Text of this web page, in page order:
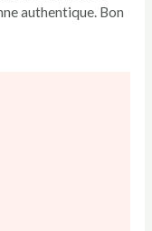
authentique. Bon